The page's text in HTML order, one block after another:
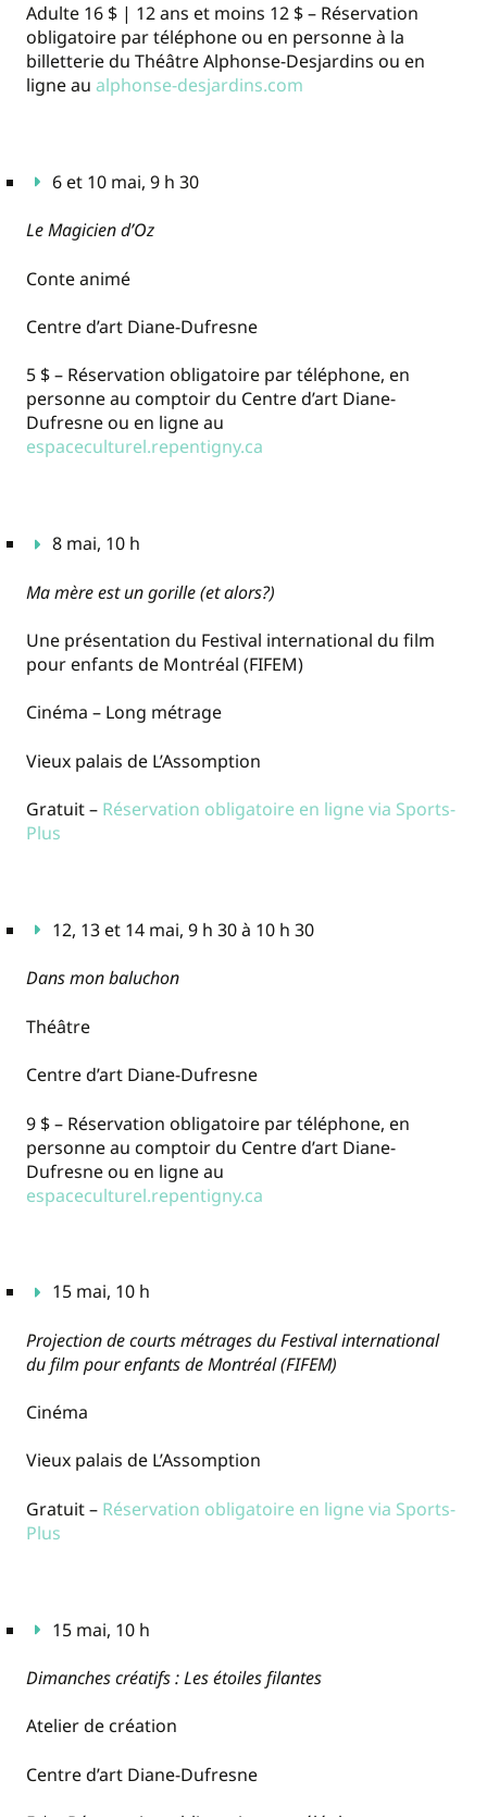
Adulte 16 $ | 12 ans et moins 12 $ – Réservation
obligatoire par téléphone ou en personne à la
billetterie du Théâtre Alphonse-Desjardins ou en
ligne au alphonse-desjardins.com
6 et 10 mai, 9 h 30
Le Magicien d’Oz
Conte animé
Centre d’art Diane-Dufresne
5 $ – Réservation obligatoire par téléphone, en
personne au comptoir du Centre d’art Diane-
Dufresne ou en ligne au
espaceculturel.repentigny.ca
8 mai, 10 h
Ma mère est un gorille (et alors?)
Une présentation du Festival international du film
pour enfants de Montréal (FIFEM)
Cinéma – Long métrage
Vieux palais de L’Assomption
Gratuit – Réservation obligatoire en ligne via Sports-
Plus
12, 13 et 14 mai, 9 h 30 à 10 h 30
Dans mon baluchon
Théâtre
Centre d’art Diane-Dufresne
9 $ – Réservation obligatoire par téléphone, en
personne au comptoir du Centre d’art Diane-
Dufresne ou en ligne au
espaceculturel.repentigny.ca
15 mai, 10 h
Projection de courts métrages du Festival international
du film pour enfants de Montréal (FIFEM)
Cinéma
Vieux palais de L’Assomption
Gratuit – Réservation obligatoire en ligne via Sports-
Plus
15 mai, 10 h
Dimanches créatifs : Les étoiles filantes
Atelier de création
Centre d’art Diane-Dufresne